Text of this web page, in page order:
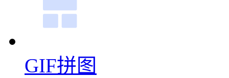
GIF拼图